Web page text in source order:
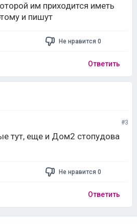
им приходится иметь
и пишут
Не нравится 0
Ответить
#3
тут, еще и Дом2 стопудова
Не нравится 0
Ответить